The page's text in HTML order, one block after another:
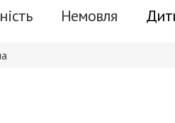
Немовля